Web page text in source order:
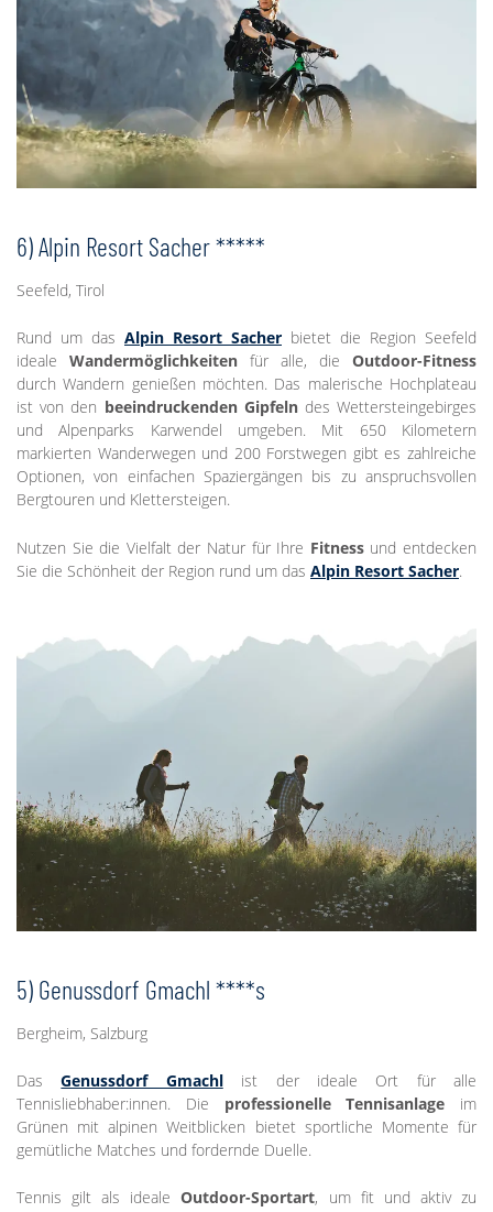
6) Alpin Resort Sacher *****
Seefeld, Tirol
Rund um das Alpin Resort Sacher bietet die Region Seefeld
ideale Wandermöglichkeiten für alle, die Outdoor-Fitness
durch Wandern genießen möchten. Das malerische Hochplateau
ist von den beeindruckenden Gipfeln des Wettersteingebirges
und Alpenparks Karwendel umgeben. Mit 650 Kilometern
markierten Wanderwegen und 200 Forstwegen gibt es zahlreiche
Optionen, von einfachen Spaziergängen bis zu anspruchsvollen
Bergtouren und Klettersteigen.
Nutzen Sie die Vielfalt der Natur für Ihre Fitness und entdecken
Sie die Schönheit der Region rund um das Alpin Resort Sacher.
5) Genussdorf Gmachl ****s
Bergheim, Salzburg
DasGenussdorf Gmachlist der ideale Ort für alle
Tennisliebhaber:innen. Die professionelle Tennisanlage im
Grünen mit alpinen Weitblicken bietet sportliche Momente für
gemütliche Matches und fordernde Duelle.
Tennis gilt als idealeOutdoor-Sportart, um fit und aktiv zu